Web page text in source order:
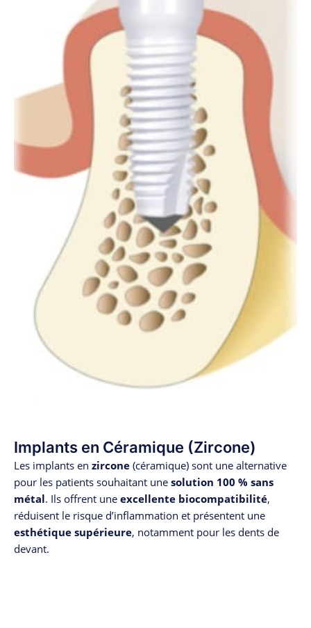
Implants en Céramique (Zircone)
Les implants en zircone (céramique) sont une alternative
pour les patients souhaitant une solution 100 % sans
métal. Ils offrent une excellente biocompatibilité,
réduisent le risque d’inflammation et présentent une
esthétique supérieure, notamment pour les dents de
devant.